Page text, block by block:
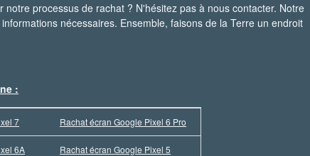
processus de rachat ? N'hésitez pas à nous contacter. Notre
nécessaires. Ensemble, faisons de la Terre un endroit
:
7 Rachat écran Google Pixel 6 Pro
6A Rachat écran Google Pixel 5